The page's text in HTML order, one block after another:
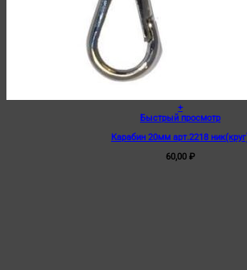
+
Быстрый просмотр
Карабин 20мм арт.2218
60,00 ₽